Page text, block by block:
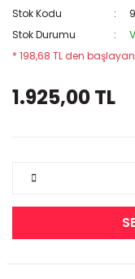
Stok Kodu
Stok Durumu
* 198,68 TL den
1.925,00 TL